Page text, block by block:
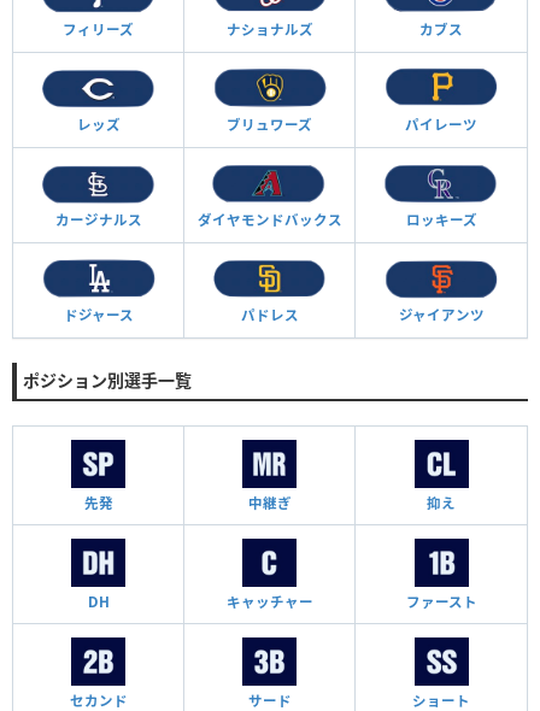
フィリーズ ナショナルズ カブス
レッズ ブリュワーズ パイレーツ
カージナルス ダイヤモンドバックス ロッキーズ
ドジャース パドレス ジャイアンツ
ポジション別選手一覧
先発 中継ぎ 抑え
DH キャッチャー ファースト
セカンド サード ショート